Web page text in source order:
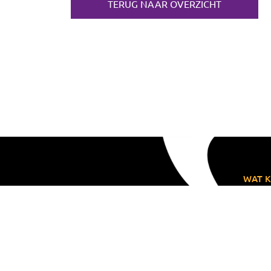
TERUG NAAR OVERZICHT
WAT